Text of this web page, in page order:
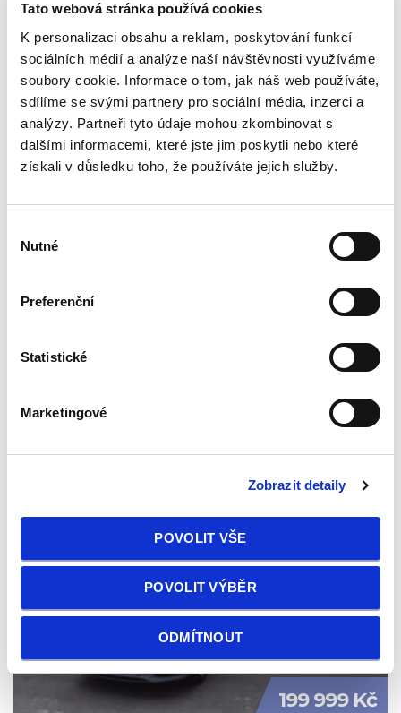
Tato webová stránka používá cookies
K personalizaci obsahu a reklam, poskytování funkcí
sociálních médií a analýze naší návštěvnosti využíváme
soubory cookie. Informace o tom, jak náš web používáte,
sdílíme se svými partnery pro sociální média, inzerci a
analýzy. Partneři tyto údaje mohou zkombinovat s
dalšími informacemi, které jste jim poskytli nebo které
získali v důsledku toho, že používáte jejich služby.
souhlasu
Nutné
Preferenční
Statistické
Marketingové
Zobrazit detaily
POVOLIT VŠE
POVOLIT VÝBĚR
ODMÍTNOUT
světle šedá metalíza
tmavě červená metalíza
tmavě modrá
Značka:
199 999 Kč